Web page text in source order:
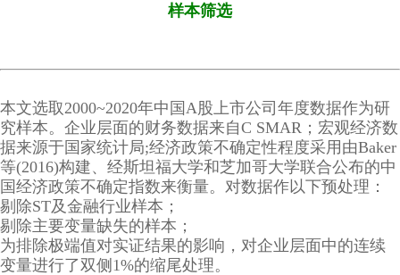
样本筛选
本文选取2000~2020年中国A股上市公司年度数据作为研
究样本。企业层面的财务数据来自C SMAR；宏观经济数
据来源于国家统计局;经济政策不确定性程度采用由Baker
等(2016)构建、经斯坦福大学和芝加哥大学联合公布的中
国经济政策不确定指数来衡量。对数据作以下预处理：
剔除ST及金融行业样本；
剔除主要变量缺失的样本；
为排除极端值对实证结果的影响，对企业层面中的连续
变量进行了双侧1%的缩尾处理。